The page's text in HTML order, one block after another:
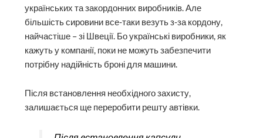
українських та закордонних виробників. Але
більшість сировини все-таки везуть з-за кордону,
найчастіше – зі Швеції. Бо українські виробники, як
кажуть у компанії, поки не можуть забезпечити
потрібну надійність броні для машини.
Після встановлення необхідного захисту,
залишається ще переробити решту автівки.